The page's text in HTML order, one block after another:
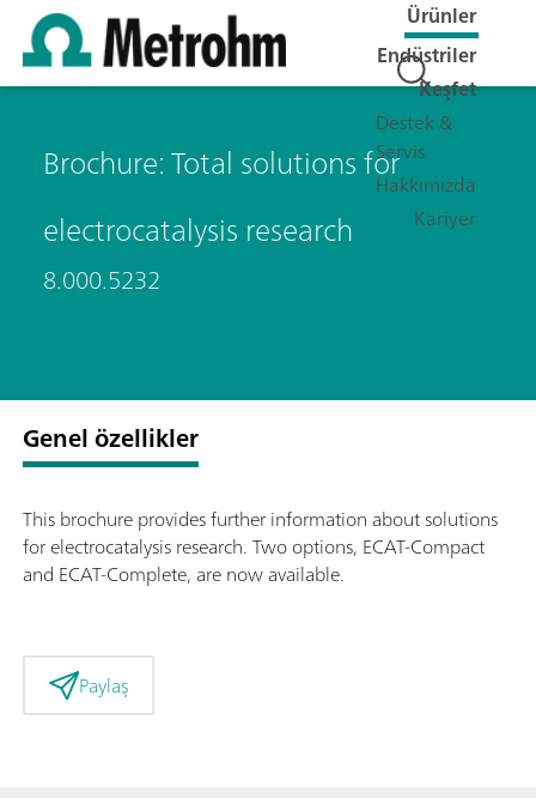
Ürünler
Endüstriler
Keşfet
Destek &
Servis
Hakkımızda
Kariyer
Brochure: Total solutions for
electrocatalysis research
8.000.5232
Genel özellikler
This brochure provides further information about solutions
for electrocatalysis research. Two options, ECAT-Compact
and ECAT-Complete, are now available.
Paylaş